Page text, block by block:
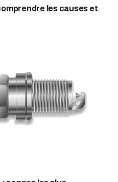
les causes et